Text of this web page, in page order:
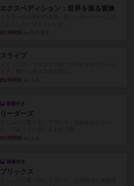
エクスペディション：世界を巡る冒険
約1時間前
スライプ
約2時間前
画像付き
リーダーズ
約2時間前
画像付き
ブリックス